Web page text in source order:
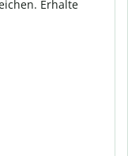
Erhalte